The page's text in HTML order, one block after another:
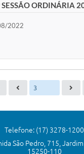
SESSÃO ORDINÁRIA
2022
Telefone: (17) 3278-1200
São Pedro, 715,
15250-110